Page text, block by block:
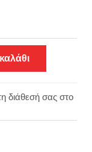
διάθεσή σας στο